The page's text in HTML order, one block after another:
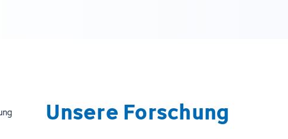
Unsere Forschung